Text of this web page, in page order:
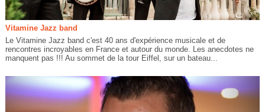
Vitamine Jazz band
Le Vitamine Jazz band c'est 40 ans d'expérience musicale et de
rencontres incroyables en France et autour du monde. Les anecdotes ne
manquent pas !!! Au sommet de la tour Eiffel, sur un bateau...